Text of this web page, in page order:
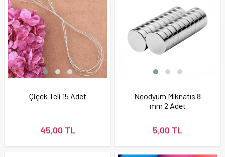
Çiçek Teli 15 Adet
45,00 TL
Neodyum Mıknatıs 8
mm 2 Adet
5,00 TL